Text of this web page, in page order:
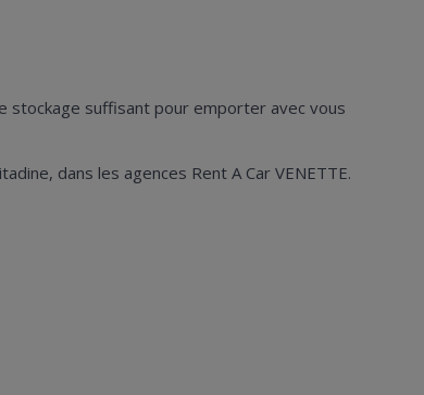
stockage suffisant pour emporter avec vous
dans les agences Rent A Car VENETTE.